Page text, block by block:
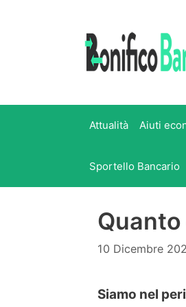
Attualità Aiuti
Sportello Bancario
10 Dicembre
Siamo nel